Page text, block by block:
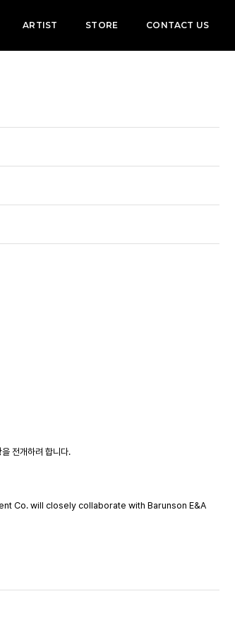
ARTIST STORE CONTACT US
전개하려 합니다.
Co. will closely collaborate with Barunson E&A